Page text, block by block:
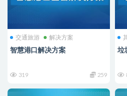
交通旅游 解决方案
智慧港口解决方案
319 259
垃